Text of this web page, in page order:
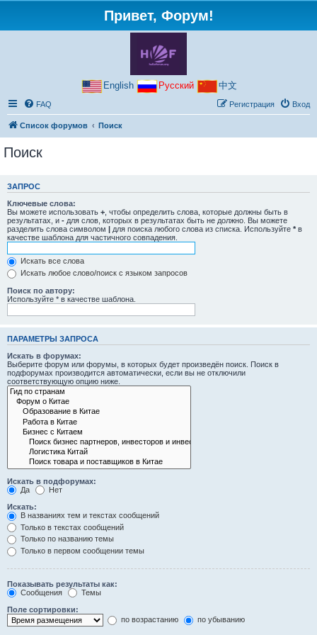
Привет, Форум!
English Русский 中文
FAQ Вход
Регистрация
Список форумов Поиск
Поиск
ЗАПРОС
Ключевые слова:
Вы можете использовать + , чтобы определить слова, которые должны быть в
результатах, и - для слов, которых в результатах быть не должно. Вы можете
разделить слова символом
для поиска любого слова из списка. Используйте * в
качестве шаблона для частичного совпадения.
Искать все слова
Искать любое слово/поиск с языком запросов
Поиск по автору:
Используйте * в качестве шаблона.
ПАРАМЕТРЫ ЗАПРОСА
Искать в форумах:
Выберите форум или форумы, в которых будет произведён поиск. Поиск в
подфорумах производится автоматически, если вы не отключили
соответствующую опцию ниже.
Искать в подфорумах:
Да
Нет
Искать:
В названиях тем и текстах сообщений
Только в текстах сообщений
Только по названию темы
Только в первом сообщении темы
Показывать результаты как:
Сообщения
Темы
Поле сортировки:
по возрастанию
по убыванию